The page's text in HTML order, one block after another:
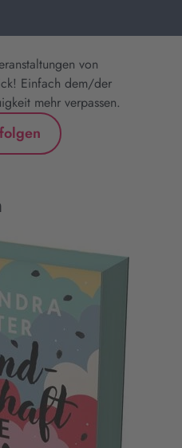
von
Einfach dem/der
mehr verpassen.